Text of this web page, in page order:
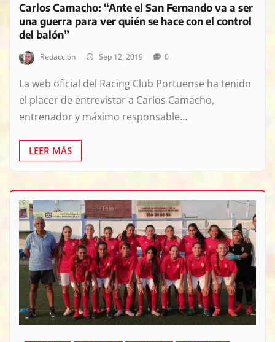
Carlos Camacho: “Ante el San Fernando va a ser
una guerra para ver quién se hace con el control
del balón”
Redacción Sep 12, 2019 0
La web oficial del Racing Club Portuense ha tenido
el placer de entrevistar a Carlos Camacho,
entrenador y máximo responsable…
LEER MÁS